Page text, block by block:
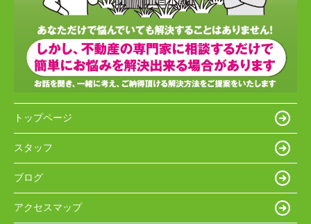
トップページ
スタッフ
ブログ
アクセスマップ